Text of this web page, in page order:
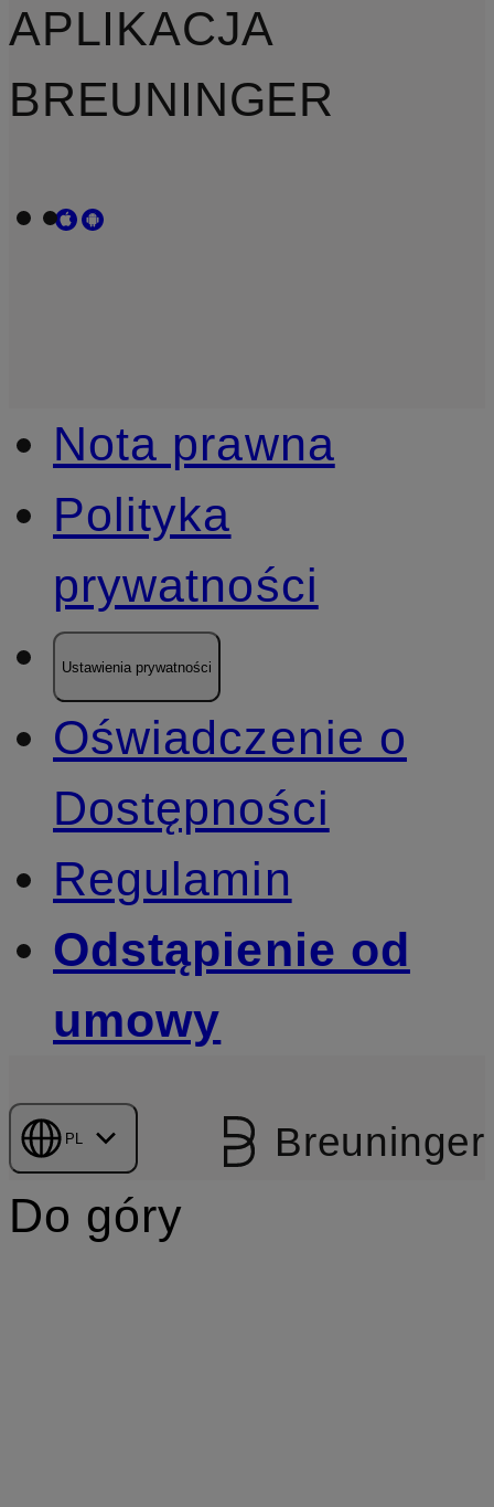
APLIKACJA
BREUNINGER
Nota prawna
Polityka
prywatności
Ustawienia prywatności
Oświadczenie o
Dostępności
Regulamin
Odstąpienie od
umowy
PL Breuninger
Do góry